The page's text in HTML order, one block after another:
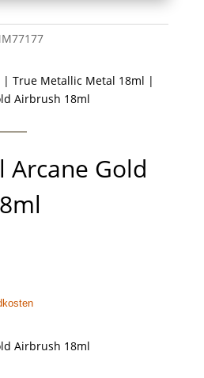
| True Metallic Metal 18ml |
Airbrush 18ml
Arcane Gold
Airbrush 18ml